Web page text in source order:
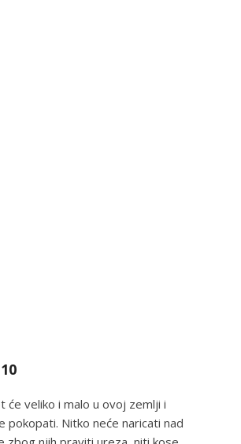
će veliko i malo u ovoj zemlji i
pokopati. Nitko neće naricati nad